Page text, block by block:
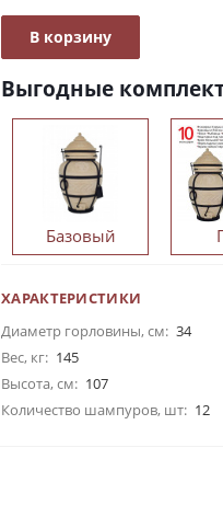
В корзину
Выгодные
Базовый
ХАРАКТЕРИСТИКИ
Диаметр горловины, см: 34
Вес, кг: 145
Высота, см: 107
Количество шампуров, шт: 12